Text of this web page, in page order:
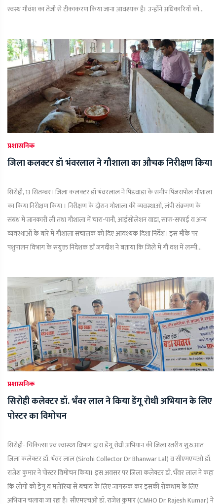
स्वस्थ गौवंश का तेजी से टीकाकरण किया जाना आवश्यक है। उन्होंने अधिकारियों को...
प्रशासनिक
जिला कलक्टर डॉ भंवरलाल ने गौशाला का औचक निरीक्षण किया
सिरोही, 13 सितम्बर। जिला कलक्टर डॉ भंवरलाल ने पिंडवाड़ा के समीप पिंजरापोल गौशाला
का किया निरीक्षण किया । निरीक्षण के दौरान गौशाला की व्यवस्थाओं, लंपी संक्रमण के
संबंध में जानकारी ली तथा गौशाला में चारा-पानी, आईसोलेशन वाडा, साफ-सफाई व अन्य
व्यवस्थाओं के बारें में गौशाला संचालक को दिए आवश्यक दिशा निर्देश। इस मौके पर
पशुपालन विभाग के संयुक्त निदेशक डाॅ जगदीश ने बताया कि जिले में गौ वंश में लम्पी...
प्रशासनिक
सिरोही कलेक्टर डॉ. भँवर लाल ने किया डेंगू रोधी अभियान के लिए
पोस्टर का विमोचन
सिरोही- चिकित्सा एवं स्वास्थ्य विभाग द्वारा डेंगू रोधी अभियान की जिला स्तरीय शुरुआत
जिला कलेक्टर डॉ. भँवर लाल (Sirohi Collector Dr Bhanwar Lal) व सीएमएचओ डॉ.
राजेश कुमार ने पोस्टर विमोचन किया। इस अवसर पर जिला कलेक्टर डॉ. भँवर लाल ने कहा
कि लोगों को डेंगू व मलेरिया से बचाव के लिए जागरूक कर इसकी रोकथाम के लिए
अभियान चलाया जा रहा है। सीएमएचओ डॉ. राजेश कुमार (CMHO Dr. Rajesh Kumar) ने